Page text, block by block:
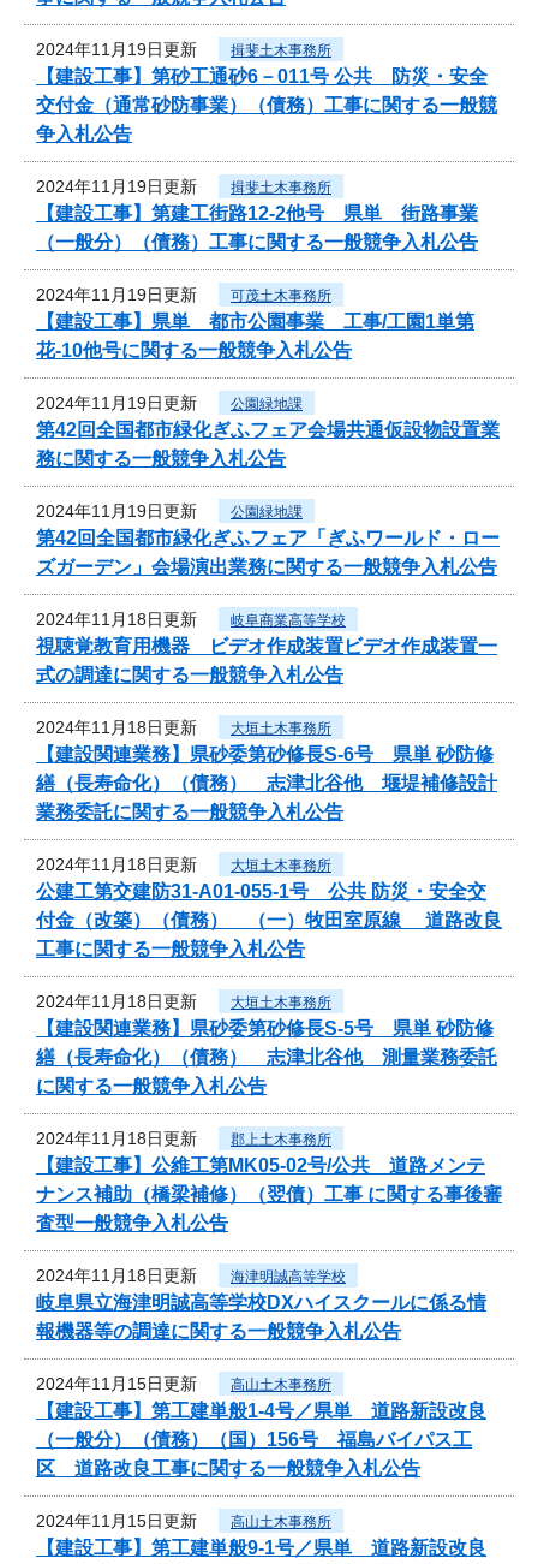
2024年11月19日更新 揖斐土木事務所
【建設工事】第砂工通砂6－011号 公共 防災・安全
交付金（通常砂防事業）（債務）工事に関する一般競
争入札公告
2024年11月19日更新 揖斐土木事務所
【建設工事】第建工街路12-2他号 県単 街路事業
（一般分）（債務）工事に関する一般競争入札公告
2024年11月19日更新 可茂土木事務所
【建設工事】県単 都市公園事業 工事/工園1単第
花-10他号に関する一般競争入札公告
2024年11月19日更新 公園緑地課
第42回全国都市緑化ぎふフェア会場共通仮設物設置業
務に関する一般競争入札公告
2024年11月19日更新 公園緑地課
第42回全国都市緑化ぎふフェア「ぎふワールド・ロー
ズガーデン」会場演出業務に関する一般競争入札公告
2024年11月18日更新 岐阜商業高等学校
視聴覚教育用機器 ビデオ作成装置ビデオ作成装置一
式の調達に関する一般競争入札公告
2024年11月18日更新 大垣土木事務所
【建設関連業務】県砂委第砂修長S-6号 県単 砂防修
繕（長寿命化）（債務） 志津北谷他 堰堤補修設計
業務委託に関する一般競争入札公告
2024年11月18日更新 大垣土木事務所
公建工第交建防31-A01-055-1号 公共 防災・安全交
付金（改築）（債務） （一）牧田室原線 道路改良
工事に関する一般競争入札公告
2024年11月18日更新 大垣土木事務所
【建設関連業務】県砂委第砂修長S-5号 県単 砂防修
繕（長寿命化）（債務） 志津北谷他 測量業務委託
に関する一般競争入札公告
2024年11月18日更新 郡上土木事務所
【建設工事】公維工第MK05-02号/公共 道路メンテ
ナンス補助（橋梁補修）（翌債）工事 に関する事後審
査型一般競争入札公告
2024年11月18日更新 海津明誠高等学校
岐阜県立海津明誠高等学校DXハイスクールに係る情
報機器等の調達に関する一般競争入札公告
2024年11月15日更新 高山土木事務所
【建設工事】第工建単般1-4号／県単 道路新設改良
（一般分）（債務）（国）156号 福島バイパス工
区 道路改良工事に関する一般競争入札公告
2024年11月15日更新 高山土木事務所
【建設工事】第工建単般9-1号／県単 道路新設改良